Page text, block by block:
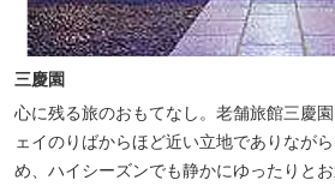
三慶園
心に残る旅のおもてなし。老舗旅館三慶
ェイのりばからほど近い立地でありなが
め、ハイシーズンでも静かにゆったりと